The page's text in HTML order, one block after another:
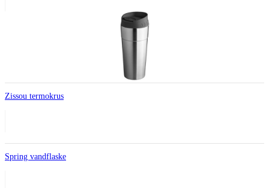
Zissou termokrus
Spring vandflaske